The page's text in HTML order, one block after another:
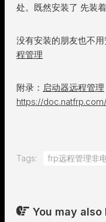
处。既然安装了 先装着
没有安装的朋友也不
程管理
附录： 启动器远程管理
https://
Tags: frp远程管理非
You may also